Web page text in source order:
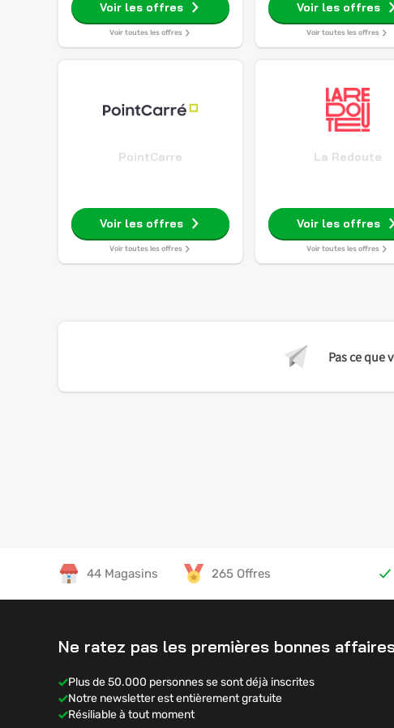
Voir les offres
Voir toutes les offres
Voir les offres
Voir toutes les offres
PointCarre
Voir les offres
Voir toutes les offres
La Redoute
Voir les offres
Voir toutes les offres
Pas ce que
44 Magasins 265 Offres
Ne ratez pas les premières bonnes
Plus de 50.000 personnes se sont déjà inscrites
Notre newsletter est entièrement gratuite
Résiliable à tout moment